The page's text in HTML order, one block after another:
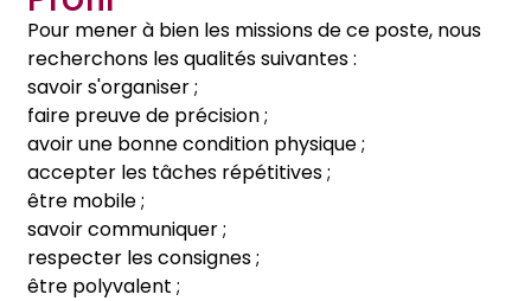
Pour mener à bien les missions de ce poste, nous
recherchons les qualités suivantes :
savoir s'organiser ;
faire preuve de précision ;
avoir une bonne condition physique ;
accepter les tâches répétitives ;
être mobile ;
savoir communiquer ;
respecter les consignes ;
être polyvalent ;